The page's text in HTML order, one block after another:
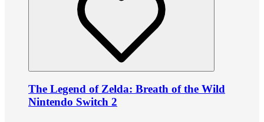
The Legend of Zelda: Breath of the Wild
Nintendo Switch 2